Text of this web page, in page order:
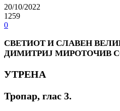
20/10/2022
1259
0
СВЕТИОТ И СЛАВЕН
ДИМИТРИЈ МИРОТОЧИВ
УТРЕНА
Тропар, глас 3.